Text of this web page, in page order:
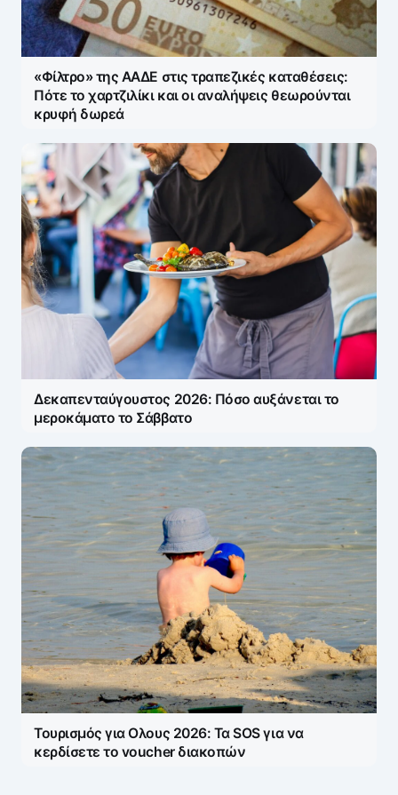
«Φίλτρο» της ΑΑΔΕ στις τραπεζικές καταθέσεις:
Πότε το χαρτζιλίκι και οι αναλήψεις θεωρούνται
κρυφή δωρεά
Δεκαπενταύγουστος 2026: Πόσο αυξάνεται το
μεροκάματο το Σάββατο
Τουρισμός για Ολους 2026: Τα SOS για να
κερδίσετε το voucher διακοπών